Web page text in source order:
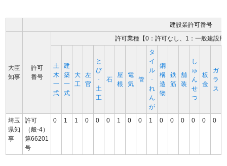
建設業許可番号
大臣
知事
許可
番号
許可業種【0：許可なし、1：一般建設
土
木
一
式
建
築
一
式
大
工
左
官
と
び
･
土
工
石
屋
根
電
気
管
タ
イ
ル
･
れ
ん
が
鋼
構
造
物
鉄
筋
舗
装
し
ゅ
ん
せ
つ
板
金
ガ
ラ
ス
埼玉
県知
事
許可
（般-4）
第66201
号
0 1 1 0 0 0 1 0 0 1 0 0 0 0 0 0